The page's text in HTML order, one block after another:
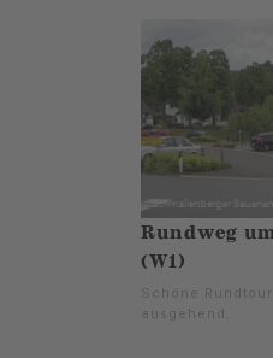
Rundweg
(W1)
Schöne
ausgehend.